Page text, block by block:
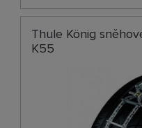
Thule König
K55